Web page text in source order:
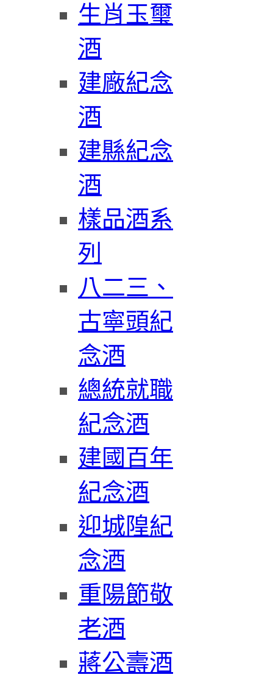
生肖玉璽
酒
建廠紀念
酒
建縣紀念
酒
樣品酒系
列
八二三、
古寧頭紀
念酒
總統就職
紀念酒
建國百年
紀念酒
迎城隍紀
念酒
重陽節敬
老酒
蔣公壽酒